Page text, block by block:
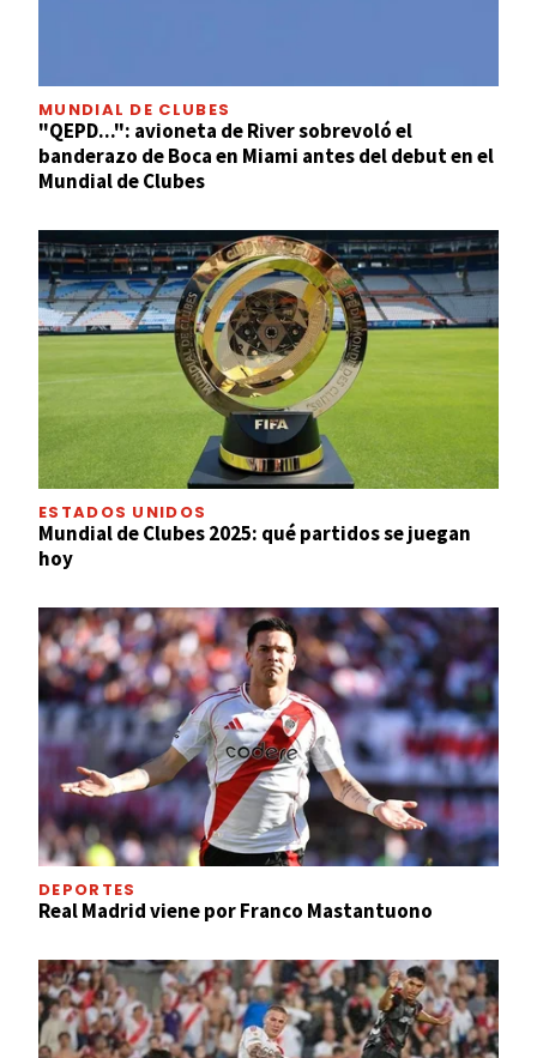
MUNDIAL DE CLUBES
"QEPD...": avioneta de River sobrevoló el
banderazo de Boca en Miami antes del debut en el
Mundial de Clubes
ESTADOS UNIDOS
Mundial de Clubes 2025: qué partidos se juegan
hoy
DEPORTES
Real Madrid viene por Franco Mastantuono